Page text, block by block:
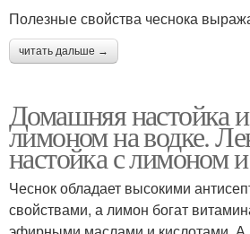
Полезные свойства чеснока
читать дальше →
Домашняя настойка
лимоном на водке.
настойка с лимоном
Чеснок обладает высокими
свойствами, а лимон богат